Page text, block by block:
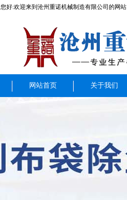
您好:欢迎来到沧州重诺机械制造有限公司的网站
网站首页 关于我们